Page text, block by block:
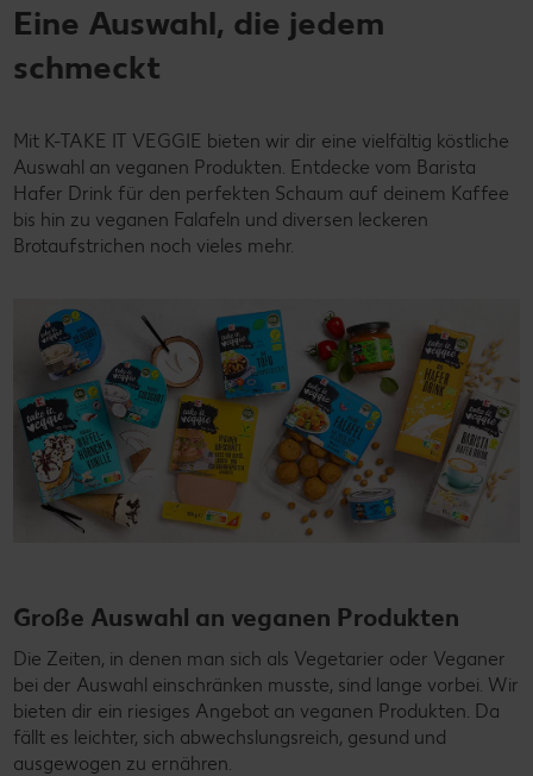
Eine Auswahl, die jedem
schmeckt
Mit K-TAKE IT VEGGIE bieten wir dir eine vielfältig köstliche
Auswahl an veganen Produkten. Entdecke vom Barista
Hafer Drink für den perfekten Schaum auf deinem Kaffee
bis hin zu veganen Falafeln und diversen leckeren
Brotaufstrichen noch vieles mehr.
Große Auswahl an veganen Produkten
Die Zeiten, in denen man sich als Vegetarier oder Veganer
bei der Auswahl einschränken musste, sind lange vorbei. Wir
bieten dir ein riesiges Angebot an veganen Produkten. Da
fällt es leichter, sich abwechslungsreich, gesund und
ausgewogen zu ernähren.